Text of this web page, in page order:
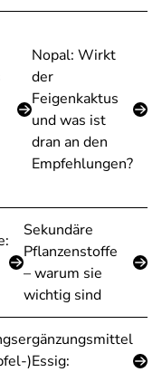
Nopal: Wirkt
der
Feigenkaktus
und was ist
dran an den
Empfehlungen?
Sekundäre
Pflanzenstoffe
– warum sie
wichtig sind
)Essig: